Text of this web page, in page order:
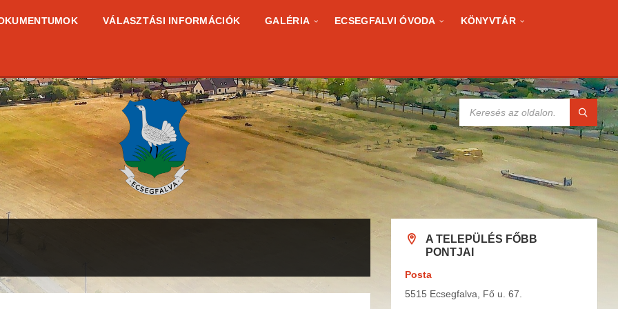
VÁLASZTÁSI INFORMÁCIÓK GALÉRIA ECSEGFALVI ÓVODA KÖNYVTÁR
KERESÉS:
A TELEPÜLÉS FŐBB
PONTJAI
Posta
5515 Ecsegfalva, Fő u. 67.